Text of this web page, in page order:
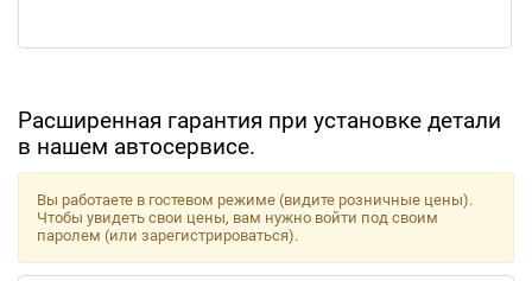
Расширенная гарантия при установке детали
в нашем автосервисе.
Вы работаете в гостевом режиме (видите розничные цены).
Чтобы увидеть свои цены, вам нужно войти под своим
паролем (или зарегистрироваться).